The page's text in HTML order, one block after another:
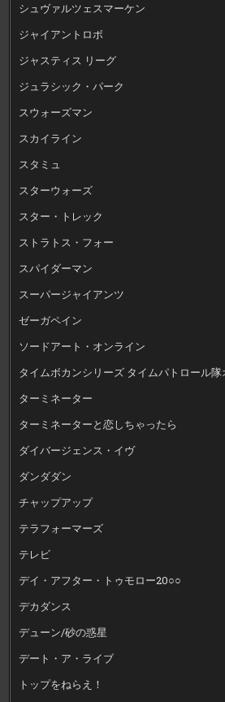
シュヴァルツェスマーケン
ジャイアントロボ
ジャスティス リーグ
ジュラシック・パーク
スウォーズマン
スカイライン
スタミュ
スターウォーズ
スター・トレック
ストラトス・フォー
スパイダーマン
スーパージャイアンツ
ゼーガペイン
ソードアート・オンライン
タイムボカンシリーズ タイムパトロール
ターミネーター
ターミネーターと恋しちゃったら
ダイバージェンス・イヴ
ダンダダン
チャップアップ
テラフォーマーズ
テレビ
デイ・アフター・トゥモロー20○○
デカダンス
デューン/砂の惑星
デート・ア・ライブ
トップをねらえ！